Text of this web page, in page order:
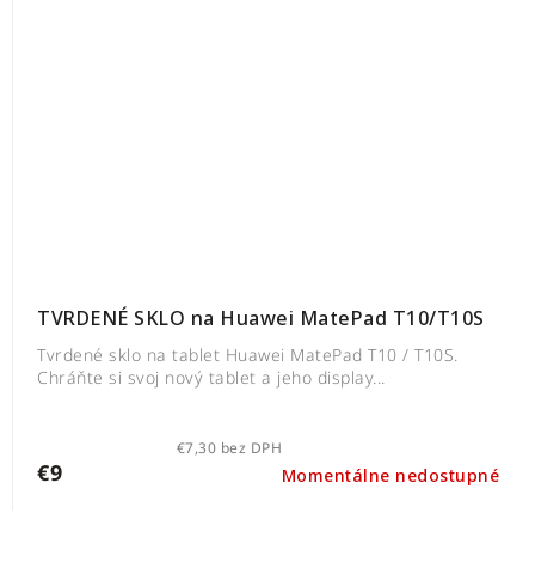
TVRDENÉ SKLO na Huawei MatePad T10/T10S
Momentálne nedostupné
€7,30 bez DPH
€9
Tvrdené sklo na tablet Huawei MatePad T10 / T10S.
Chráňte si svoj nový tablet a jeho display...